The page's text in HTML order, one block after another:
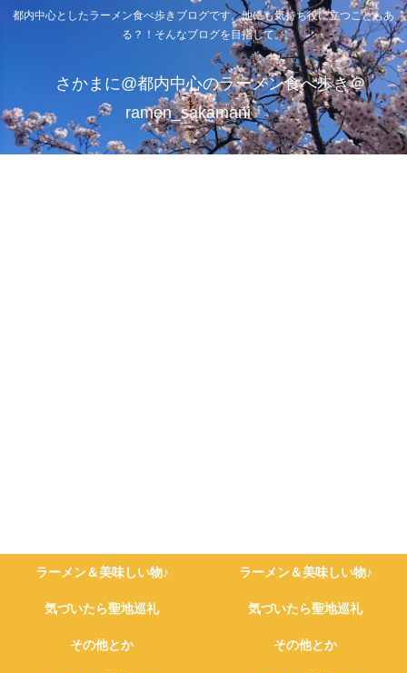
都内中心としたラーメン食べ歩きブログです。他にも気持ち役に立つこともあ
る？！そんなブログを目指して。
さかまに@都内中心のラーメン食べ歩き＠
ramen_sakamani
ラーメン＆美味しい物♪ ラーメン＆美味しい物♪
気づいたら聖地巡礼 気づいたら聖地巡礼
その他とか その他とか